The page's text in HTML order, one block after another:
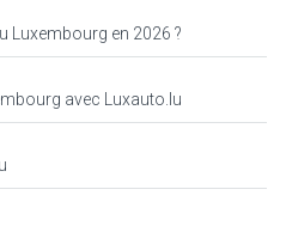
Luxembourg en 2026 ?
avec Luxauto.lu